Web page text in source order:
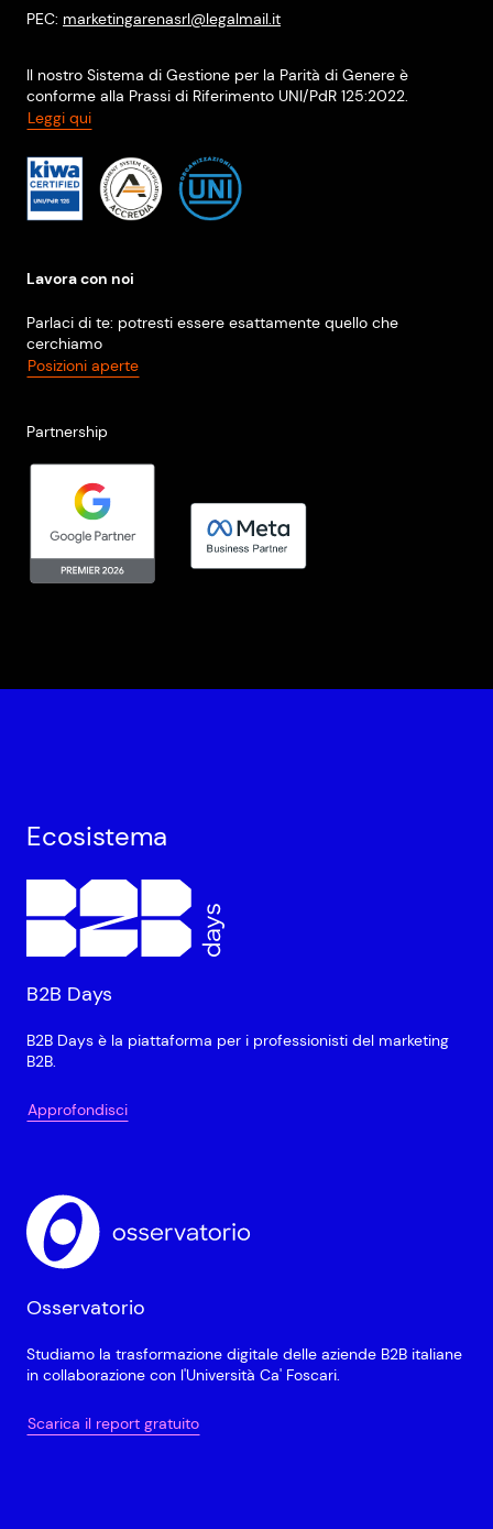
PEC: marketingarenasrl@legalmail.it
Il nostro Sistema di Gestione per la Parità di Genere è
conforme alla Prassi di Riferimento UNI/PdR 125:2022.
Leggi qui
Lavora con noi
Parlaci di te: potresti essere esattamente quello che
cerchiamo
Posizioni aperte
Partnership
Ecosistema
B2B Days
B2B Days è la piattaforma per i professionisti del marketing
B2B.
Approfondisci
Osservatorio
Studiamo la trasformazione digitale delle aziende B2B italiane
in collaborazione con l'Università Ca' Foscari.
Scarica il report gratuito